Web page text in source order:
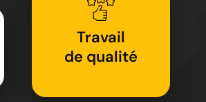
Travail
de qualité